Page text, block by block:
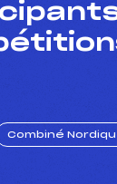
Combiné